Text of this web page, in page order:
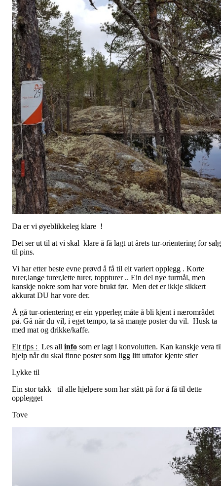
Da er vi øyeblikkeleg klare !
Det ser ut til at vi skal klare å få lagt ut årets tur-orientering for salg
til pins.
Vi har etter beste evne prøvd å få til eit variert opplegg . Korte
turer,lange turer,lette turer, toppturer .. Ein del nye turmål, men
kanskje nokre som har vore brukt før. Men det er ikkje sikkert
akkurat DU har vore der.
Å gå tur-orientering er ein ypperleg måte å bli kjent i nærområdet
på. Gå når du vil, i eget tempo, ta så mange poster du vil. Husk ta
med mat og drikke/kaffe.
Eit tips : Les all info som er lagt i konvolutten. Kan kanskje vera
hjelp når du skal finne poster som ligg litt uttafor kjente stier
Lykke til
Ein stor takk til alle hjelpere som har stått på for å få til dette
opplegget
Tove